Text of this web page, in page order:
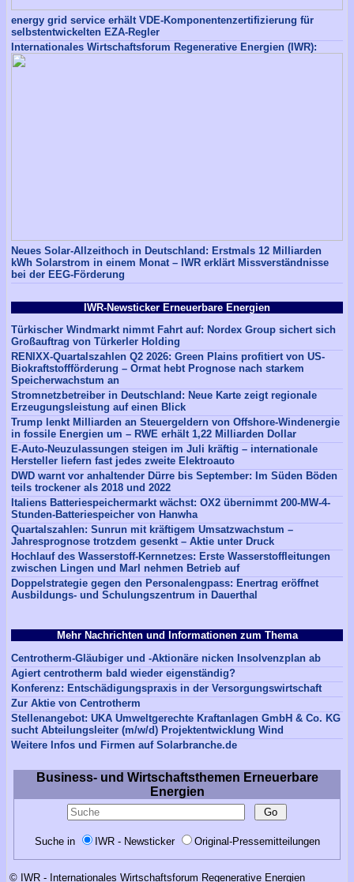
Mehr Nachrichten und Informationen zum Thema
Centrotherm-Gläubiger und -Aktionäre nicken Insolvenzplan ab
Agiert centrotherm bald wieder eigenständig?
Konferenz: Entschädigungspraxis in der Versorgungswirtschaft
Zur Aktie von Centrotherm
Stellenangebot: UKA Umweltgerechte Kraftanlagen GmbH & Co. KG
sucht Abteilungsleiter (m/w/d) Projektentwicklung Wind
Weitere Infos und Firmen auf Solarbranche.de
energy grid service erhält VDE-Komponentenzertifizierung für
selbstentwickelten EZA-Regler
Internationales Wirtschaftsforum Regenerative Energien (IWR):
Neues Solar-Allzeithoch in Deutschland: Erstmals 12 Milliarden
kWh Solarstrom in einem Monat – IWR erklärt Missverständnisse
bei der EEG-Förderung
IWR-Newsticker Erneuerbare Energien
Türkischer Windmarkt nimmt Fahrt auf: Nordex Group sichert sich
Großauftrag von Türkerler Holding
RENIXX-Quartalszahlen Q2 2026: Green Plains profitiert von US-
Biokraftstoffförderung – Ormat hebt Prognose nach starkem
Speicherwachstum an
Stromnetzbetreiber in Deutschland: Neue Karte zeigt regionale
Erzeugungsleistung auf einen Blick
Trump lenkt Milliarden an Steuergeldern von Offshore-Windenergie
in fossile Energien um – RWE erhält 1,22 Milliarden Dollar
E-Auto-Neuzulassungen steigen im Juli kräftig – internationale
Hersteller liefern fast jedes zweite Elektroauto
DWD warnt vor anhaltender Dürre bis September: Im Süden Böden
teils trockener als 2018 und 2022
Italiens Batteriespeichermarkt wächst: OX2 übernimmt 200-MW-4-
Stunden-Batteriespeicher von Hanwha
Quartalszahlen: Sunrun mit kräftigem Umsatzwachstum –
Jahresprognose trotzdem gesenkt – Aktie unter Druck
Hochlauf des Wasserstoff-Kernnetzes: Erste Wasserstoffleitungen
zwischen Lingen und Marl nehmen Betrieb auf
Doppelstrategie gegen den Personalengpass: Enertrag eröffnet
Ausbildungs- und Schulungszentrum in Dauerthal
Business- und Wirtschaftsthemen Erneuerbare
Energien
Suche in IWR - Newsticker Original-Pressemitteilungen
© IWR - Internationales Wirtschaftsforum Regenerative Energien